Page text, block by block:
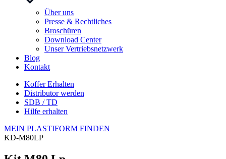
Über uns
Presse & Rechtliches
Broschüren
Download Center
Unser Vertriebsnetzwerk
Blog
Kontakt
Koffer Erhalten
Distributor werden
SDB / TD
Hilfe erhalten
MEIN PLASTIFORM FINDEN
KD-M80LP